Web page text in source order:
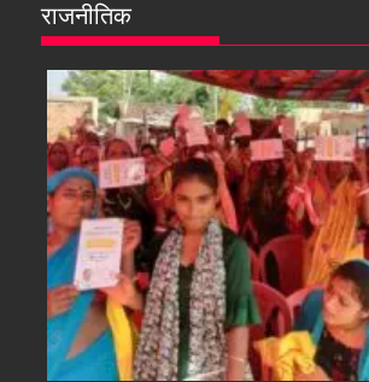
राजनीतिक